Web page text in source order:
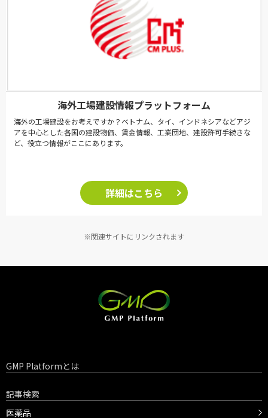
海外工場建設情報プラットフォーム
海外の工場建設をお考えですか？ベトナム、タイ、インドネシアなどアジ
アを中心とした各国の建設物価、賃金情報、工業団地、建設許可手続きな
ど、役立つ情報がここにあります。
詳細はこちら
※関連サイトにリンクされます
GMP Platformとは
記事検索
医薬品